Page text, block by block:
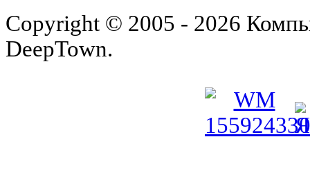
Copyright © 2005 - 2026
DeepTown.